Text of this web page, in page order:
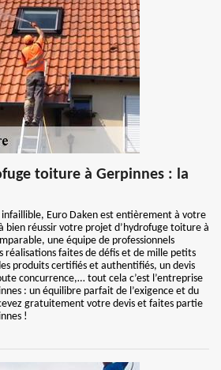
toiture à Gerpinnes : la
Euro Daken est entièrement à votre
bien réussir votre projet d’hydrofuge toiture à
une équipe de professionnels
réalisations faites de défis et de mille petits
produits certifiés et authentifiés, un devis
concurrence,… tout cela c’est l’entreprise
: un équilibre parfait de l’exigence et du
gratuitement votre devis et faites partie
!